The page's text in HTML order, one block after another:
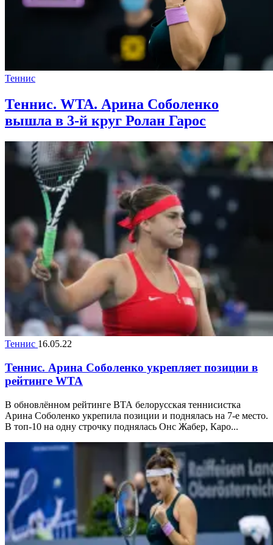
Теннис
Теннис. WTA. Арина Соболенко
вышла в 3-й круг Ролан Гарос
Теннис 16.05.22
Теннис. Арина Соболенко укрепляет позиции в
рейтинге WTA
В обновлённом рейтинге ВТА белорусская теннисистка
Арина Соболенко укрепила позиции и поднялась на 7-е место.
В топ-10 на одну строчку поднялась Онс Жабер, Каро...